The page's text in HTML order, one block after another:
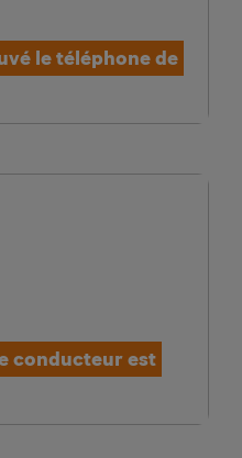
le téléphone de
conducteur est